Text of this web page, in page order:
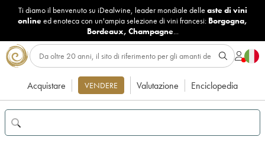
Ti diamo il benvenuto su iDealwine, leader mondiale delle aste di vini
onlineed enoteca con un'ampia selezione di vini francesi: Borgogna,
Bordeaux, Champagne...
Acquistare VENDERE Valutazione Enciclopedia